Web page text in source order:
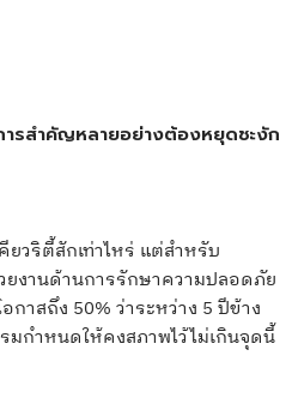
ารสำคัญหลายอย่างต้องหยุดชะงัก
ยวริตี้สักเท่าไหร่ แต่สำหรับ
ยงานด้านการรักษาความปลอดภัย
าสถึง 50% ว่าระหว่าง 5 ปีข้าง
มกำหนดให้คงสภาพไว้ไม่เกินจุดนี้